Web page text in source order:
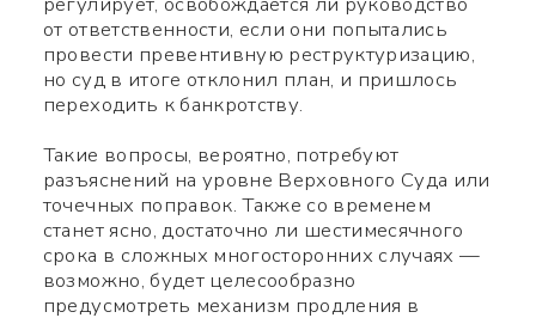
от ответственности, если они попытались
провести превентивную реструктуризацию,
но суд в итоге отклонил план, и пришлось
переходить к банкротству.
Такие вопросы, вероятно, потребуют
разъяснений на уровне Верховного Суда или
точечных поправок. Также со временем
станет ясно, достаточно ли шестимесячного
срока в сложных многосторонних случаях —
возможно, будет целесообразно
предусмотреть механизм продления в